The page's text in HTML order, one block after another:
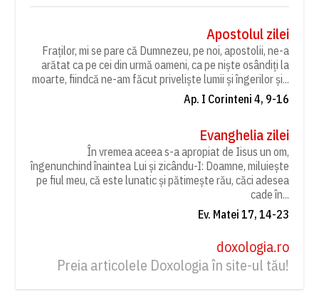
Apostolul zilei
Fraților, mi se pare că Dumnezeu, pe noi, apostolii, ne-a
arătat ca pe cei din urmă oameni, ca pe niște osândiți la
moarte, fiindcă ne-am făcut priveliște lumii și îngerilor și...
Ap. I Corinteni 4, 9-16
Evanghelia zilei
În vremea aceea s-a apropiat de Iisus un om,
îngenunchind înaintea Lui și zicându-I: Doamne, miluiește
pe fiul meu, că este lunatic și pătimește rău, căci adesea
cade în...
Ev. Matei 17, 14-23
doxologia.ro
Preia articolele Doxologia în site-ul tău!